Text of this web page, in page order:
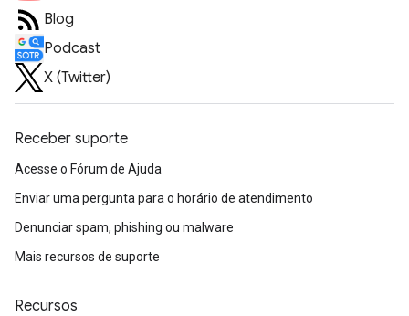
Blog
Podcast
X (Twitter)
Receber suporte
Acesse o Fórum de Ajuda
Enviar uma pergunta para o horário de atendimento
Denunciar spam, phishing ou malware
Mais recursos de suporte
Recursos